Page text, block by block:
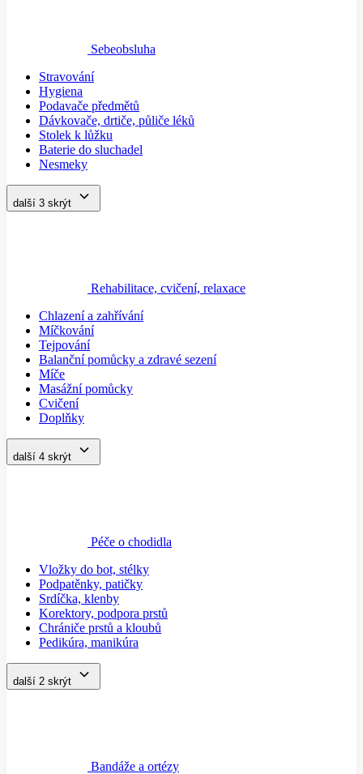
Sebeobsluha
Stravování
Hygiena
Podavače předmětů
Dávkovače, drtiče, půliče léků
Stolek k lůžku
Baterie do sluchadel
Nesmeky
další 3 skrýt
Rehabilitace, cvičení, relaxace
Chlazení a zahřívání
Míčkování
Tejpování
Balanční pomůcky a zdravé sezení
Míče
Masážní pomůcky
Cvičení
Doplňky
další 4 skrýt
Péče o chodidla
Vložky do bot, stélky
Podpatěnky, patičky
Srdíčka, klenby
Korektory, podpora prstů
Chrániče prstů a kloubů
Pedikúra, manikúra
další 2 skrýt
Bandáže a ortézy